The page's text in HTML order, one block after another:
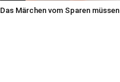
Das Märchen vom Sparen müssen